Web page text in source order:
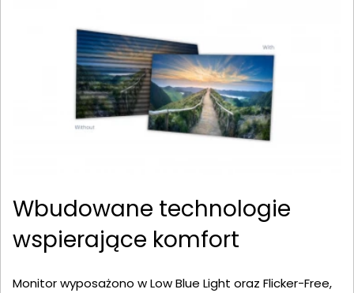
Wbudowane technologie
wspierające komfort
Monitor wyposażono w Low Blue Light oraz Flicker-Free,